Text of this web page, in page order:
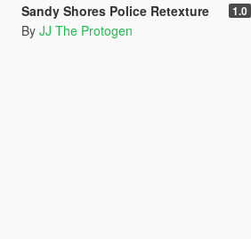
Sandy Shores Police Retexture 1.0
By JJ The Protogen